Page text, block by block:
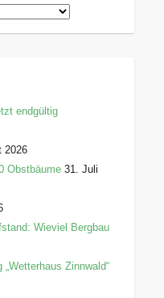
endgültig
2026
Obstbäume 31. Juli
Wieviel Bergbau
Zinnwald“